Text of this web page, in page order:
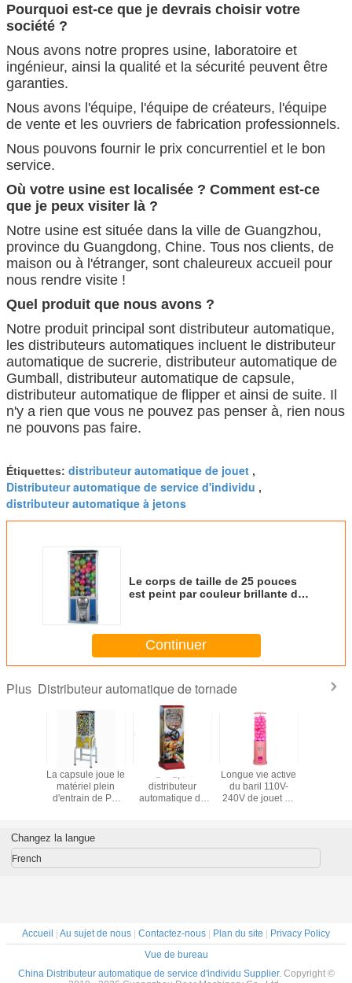
Pourquoi est-ce que je devrais choisir votre
société ?
Nous avons notre propres usine, laboratoire et
ingénieur, ainsi la qualité et la sécurité peuvent être
garanties.
Nous avons l'équipe, l'équipe de créateurs, l'équipe
de vente et les ouvriers de fabrication professionnels.
Nous pouvons fournir le prix concurrentiel et le bon
service.
Où votre usine est localisée ? Comment est-ce
que je peux visiter là ?
Notre usine est située dans la ville de Guangzhou,
province du Guangdong, Chine. Tous nos clients, de
maison ou à l'étranger, sont chaleureux accueil pour
nous rendre visite !
Quel produit que nous avons ?
Notre produit principal sont distributeur automatique,
les distributeurs automatiques incluent le distributeur
automatique de sucrerie, distributeur automatique de
Gumball, distributeur automatique de capsule,
distributeur automatique de flipper et ainsi de suite. Il
n'y a rien que vous ne pouvez pas penser à, rien nous
ne pouvons pas faire.
Étiquettes: distributeur automatique de jouet ,
Distributeur automatique de service d'individu ,
distributeur automatique à jetons
Le corps de taille de 25 pouces
est peint par couleur brillante de
Continuer
Plus Distributeur automatique de tornade
de
jetons
La capsule joue le
matériel plein
d'entrain de PC
boule avec le
nouveau support
1" - 1,4"
distributeur
automatique de
CE
Longue vie active
du baril 110V-
240V de jouet de
couleur grande de
Changez la langue
French
Accueil | Au sujet de nous | Contactez-nous | Plan du site | Privacy Policy
Vue de bureau
China Distributeur automatique de service d'individu Supplier. Copyright ©